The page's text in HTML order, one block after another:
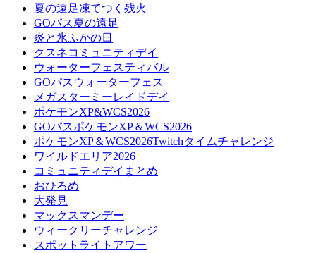
夏の遠足凍てつく残火
GOパス夏の遠足
炎と氷ふかの日
クスネコミュニティデイ
ウォーターフェスティバル
GOパスウォーターフェス
メガスターミーレイドデイ
ポケモンXP&WCS2026
GOパスポケモンXP＆WCS2026
ポケモンXP＆WCS2026Twitchタイムチャレンジ
ワイルドエリア2026
コミュニティデイまとめ
おひろめ
大発見
マックスマンデー
ウィークリーチャレンジ
スポットライトアワー